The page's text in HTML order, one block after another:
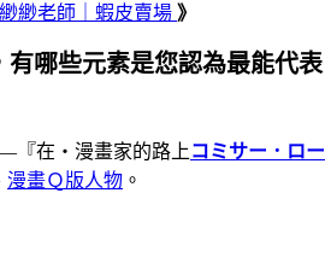
緲老師｜蝦皮賣場 》
有哪些元素是您認為最能代表
『在・漫畫家的路上 コミサー．ロー
漫畫Ｑ版人物 。